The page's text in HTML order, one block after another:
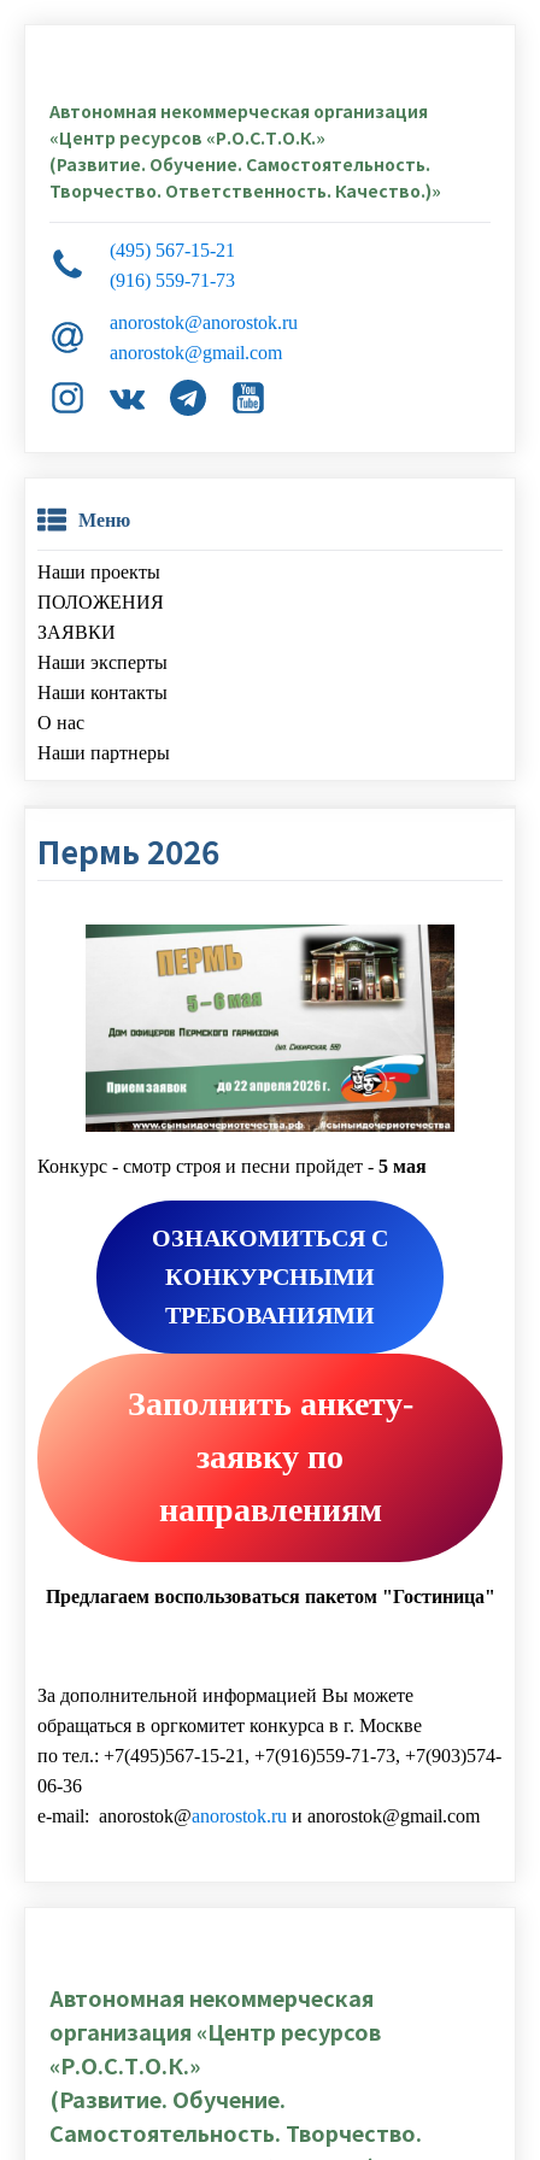
Автономная некоммерческая организация
«Центр ресурсов «Р.О.С.Т.О.К.»
(Развитие. Обучение. Самостоятельность.
Творчество. Ответственность. Качество.)»
(495) 567-15-21
(916) 559-71-73
anorostok@anorostok.ru
anorostok@gmail.com
Меню
Наши проекты
ПОЛОЖЕНИЯ
ЗАЯВКИ
Наши эксперты
Наши контакты
О нас
Наши партнеры
Пермь 2026
Конкурс - смотр строя и песни пройдет - 5 мая
ОЗНАКОМИТЬСЯ С
КОНКУРСНЫМИ
ТРЕБОВАНИЯМИ
Заполнить анкету-
заявку по
направлениям
Предлагаем воспользоваться пакетом "Гостиница"
За дополнительной информацией Вы можете
обращаться в оргкомитет конкурса в г. Москве
по тел.: +7(495)567-15-21, +7(916)559-71-73, +7(903)574-
06-36
e-mail: anorostok@anorostok.ru и anorostok@gmail.com
Автономная некоммерческая
организация «Центр ресурсов
«Р.О.С.Т.О.К.»
(Развитие. Обучение.
Самостоятельность. Творчество.